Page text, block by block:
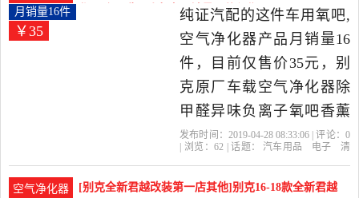
空气净化,氧吧，由浙江 杭
州发货。
化器除甲醛异味负离月销量16件仅售35元
￥35
月销量16件
纯证汽配的这件车用氧吧,
空气净化器产品月销量16
件，目前仅售价35元，别
克原厂车载空气净化器除
甲醛异味负离子氧吧香薰
PM2.5空气净化是2019年纯
清洗,改装当中性价比很高
发布时间：2019-04-28 08:33:06 | 评论： 0
| 浏览：62 | 话题： 汽车用品 电子
清
空气净化器
[别克全新君越改装第一店其他]别克16-18款全新君越